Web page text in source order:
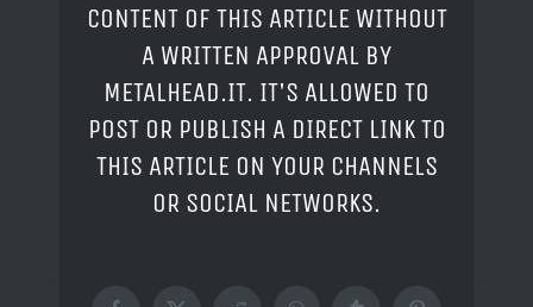
CONTENT OF THIS ARTICLE WITHOUT
A WRITTEN APPROVAL BY
METALHEAD.IT. IT'S ALLOWED TO
POST OR PUBLISH A DIRECT LINK TO
THIS ARTICLE ON YOUR CHANNELS
OR SOCIAL NETWORKS.